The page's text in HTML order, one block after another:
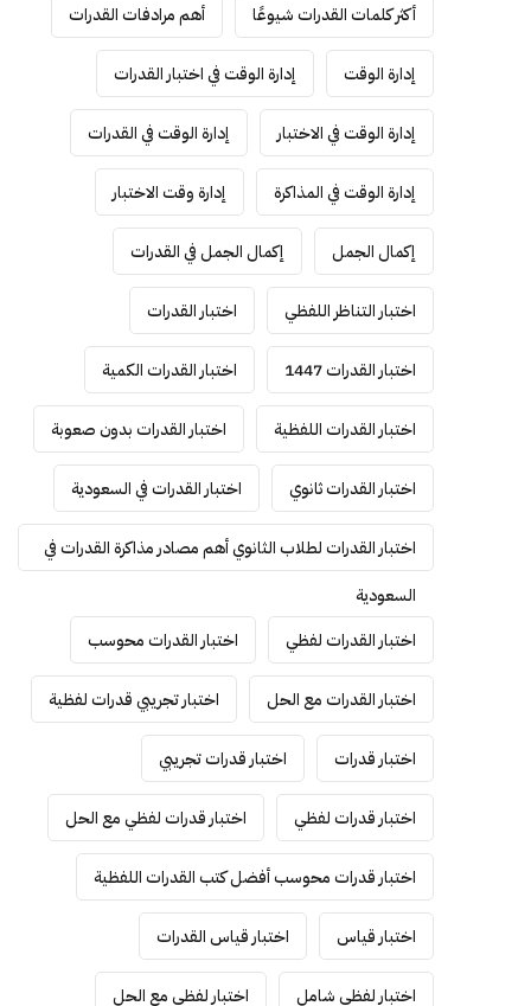
أكثر كلمات القدرات شيوعًا أهم مرادفات القدرات
إدارة الوقت إدارة الوقت في اختبار القدرات
إدارة الوقت في الاختبار إدارة الوقت في القدرات
إدارة الوقت في المذاكرة إدارة وقت الاختبار
إكمال الجمل إكمال الجمل في القدرات
اختبار التناظر اللفظي اختبار القدرات
اختبار القدرات 1447 اختبار القدرات الكمية
اختبار القدرات اللفظية اختبار القدرات بدون صعوبة
اختبار القدرات ثانوي اختبار القدرات في السعودية
اختبار القدرات لطلاب الثانوي أهم مصادر مذاكرة القدرات في
السعودية
اختبار القدرات لفظي
اختبار القدرات محوسب
اختبار القدرات مع الحل اختبار تجريبي قدرات لفظية
اختبار قدرات اختبار قدرات تجريبي
اختبار قدرات لفظي اختبار قدرات لفظي مع الحل
اختبار قدرات محوسب أفضل كتب القدرات اللفظية
اختبار قياس اختبار قياس القدرات
اختبار لفظي شامل اختبار لفظي مع الحل